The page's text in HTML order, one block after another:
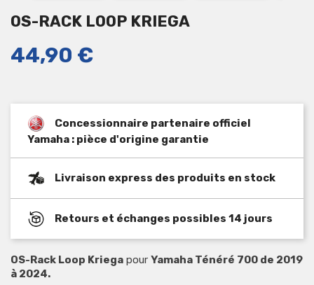
OS-RACK LOOP KRIEGA
44,90 €
Concessionnaire partenaire officiel
Yamaha : pièce d'origine garantie
Livraison express des produits en stock
Retours et échanges possibles 14 jours
OS-Rack Loop Kriega pour Yamaha Ténéré 700 de 2019
à 2024.